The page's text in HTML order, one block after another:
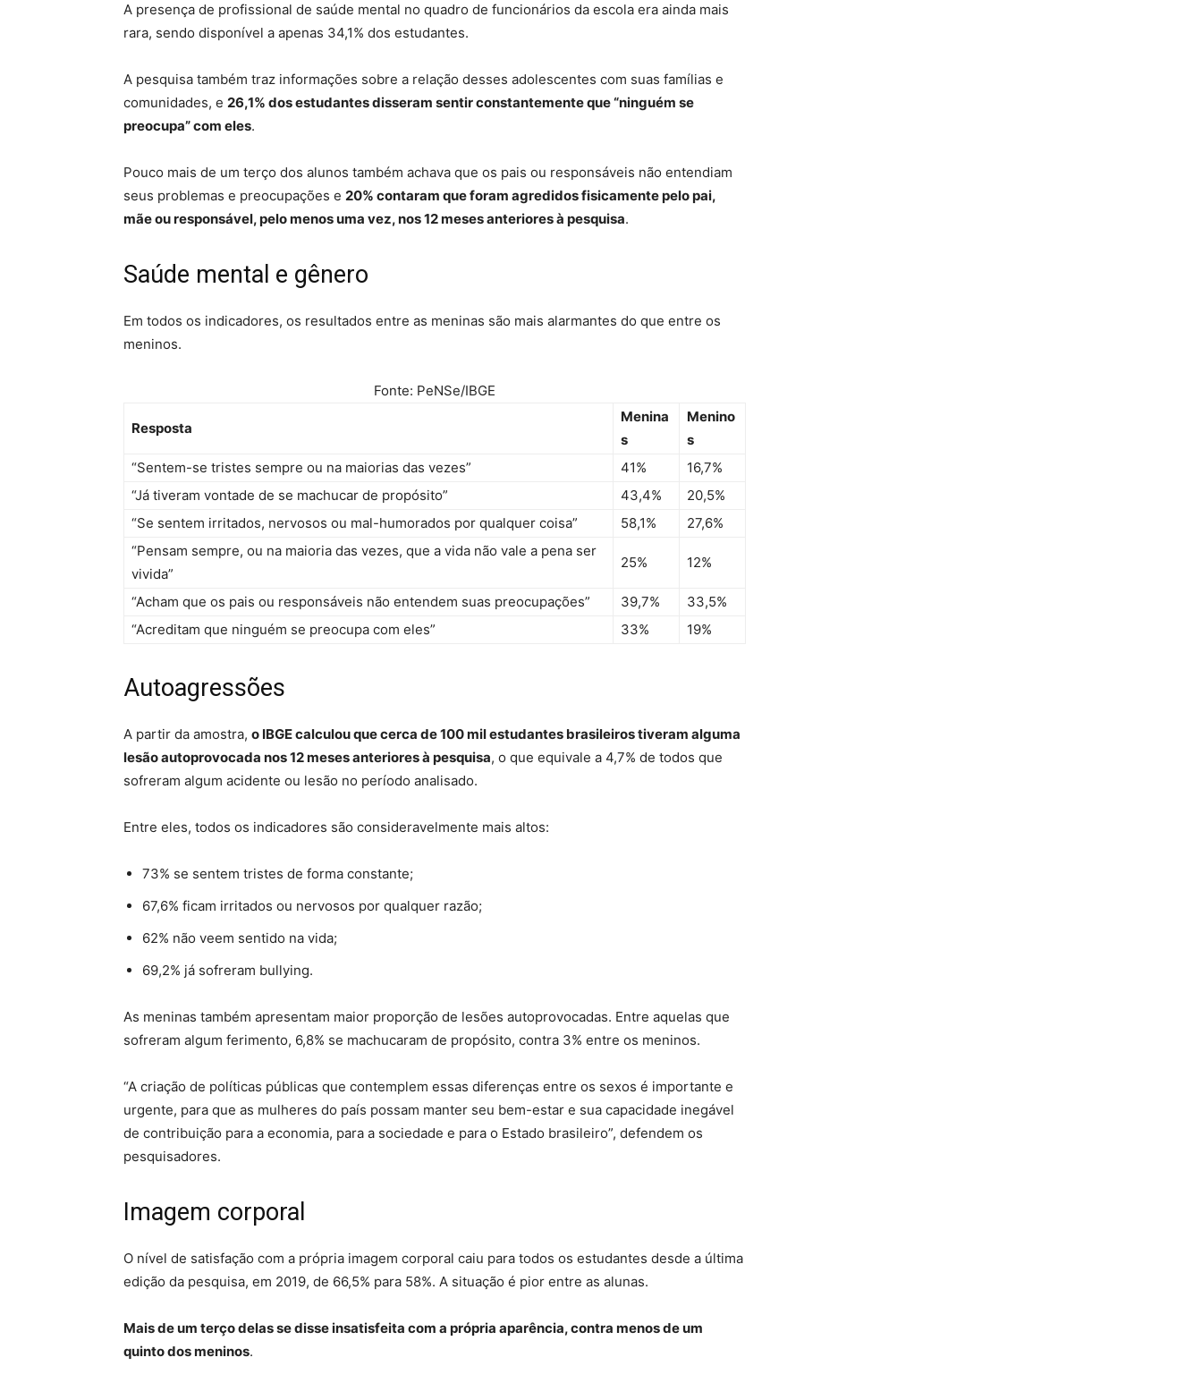
A presença de profissional de saúde mental no quadro de funcionários da escola era ainda mais
rara, sendo disponível a apenas 34,1% dos estudantes.
A pesquisa também traz informações sobre a relação desses adolescentes com suas famílias e
comunidades, e 26,1% dos estudantes disseram sentir constantemente que “ninguém se
preocupa” com eles.
Pouco mais de um terço dos alunos também achava que os pais ou responsáveis não entendiam
seus problemas e preocupações e 20% contaram que foram agredidos fisicamente pelo pai,
mãe ou responsável, pelo menos uma vez, nos 12 meses anteriores à pesquisa.
Saúde mental e gênero
Em todos os indicadores, os resultados entre as meninas são mais alarmantes do que entre os
meninos.
Fonte: PeNSe/IBGE
Resposta
Menina
s
Menino
s
“Sentem-se tristes sempre ou na maiorias das vezes”
41%
16,7%
“Já tiveram vontade de se machucar de propósito”
43,4%
20,5%
“Se sentem irritados, nervosos ou mal-humorados por qualquer coisa”
58,1%
27,6%
“Pensam sempre, ou na maioria das vezes, que a vida não vale a pena ser
vivida”
25% 12%
“Acham que os pais ou responsáveis não entendem suas preocupações” 39,7%
33,5%
“Acreditam que ninguém se preocupa com eles”
33% 19%
Autoagressões
A partir da amostra, o IBGE calculou que cerca de 100 mil estudantes brasileiros tiveram alguma
lesão autoprovocada nos 12 meses anteriores à pesquisa, o que equivale a 4,7% de todos que
sofreram algum acidente ou lesão no período analisado.
Entre eles, todos os indicadores são consideravelmente mais altos:
73% se sentem tristes de forma constante;
67,6% ficam irritados ou nervosos por qualquer razão;
62% não veem sentido na vida;
69,2% já sofreram bullying.
As meninas também apresentam maior proporção de lesões autoprovocadas. Entre aquelas que
sofreram algum ferimento, 6,8% se machucaram de propósito, contra 3% entre os meninos.
“A criação de políticas públicas que contemplem essas diferenças entre os sexos é importante e
urgente, para que as mulheres do país possam manter seu bem-estar e sua capacidade inegável
de contribuição para a economia, para a sociedade e para o Estado brasileiro”, defendem os
pesquisadores.
Imagem corporal
O nível de satisfação com a própria imagem corporal caiu para todos os estudantes desde a última
edição da pesquisa, em 2019, de 66,5% para 58%. A situação é pior entre as alunas.
Mais de um terço delas se disse insatisfeita com a própria aparência, contra menos de um
quinto dos meninos.